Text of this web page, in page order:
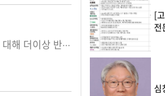
의사협회가 전국 대의원총회를 통해 원격의료 대응은 미룰 수 없는 과제라는 인식아래 비대면 진료에 대해 더이상 반대하지 않기로 하는 등 사실상 수용 입장을 밝힘에 따라 비대면 진료 제도화가 급물살을 탈 가...
[
전
심